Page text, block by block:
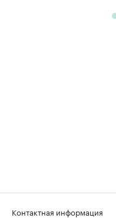
Контактная информация